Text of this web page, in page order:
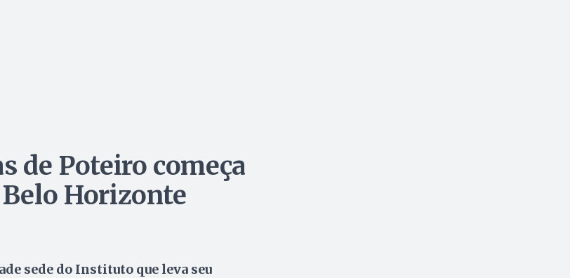
de Poteiro começa
Horizonte
sede do Instituto que leva seu